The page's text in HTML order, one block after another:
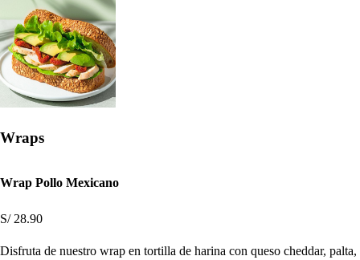
Wraps
Wrap Pollo Mexicano
S/ 28.90
Disfruta de nuestro wrap en tortilla de harina con queso cheddar, palta,